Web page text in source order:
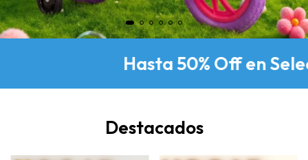
Hasta 50% Off en
Destacados